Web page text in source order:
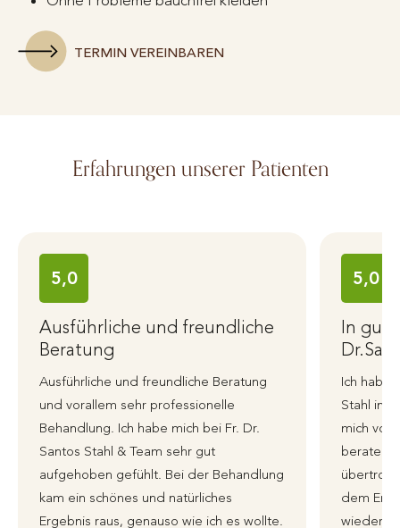
TERMIN VEREINBAREN
Erfahrungen unserer Patienten
5,0
Ausführliche und freundliche
Beratung
Ausführliche und freundliche Beratung
und vorallem sehr professionelle
Behandlung. Ich habe mich bei Fr. Dr.
Santos Stahl & Team sehr gut
aufgehoben gefühlt. Bei der Behandlung
kam ein schönes und natürliches
Ergebnis raus, genauso wie ich es wollte.
5,0
In
Ich habe
Stahl in
mich von
beraten
dem
wieder